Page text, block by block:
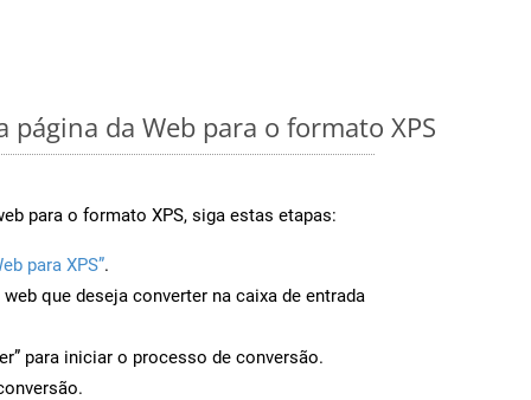
da Web para o formato XPS
para o formato XPS, siga estas etapas:
para XPS”.
que deseja converter na caixa de entrada
para iniciar o processo de conversão.